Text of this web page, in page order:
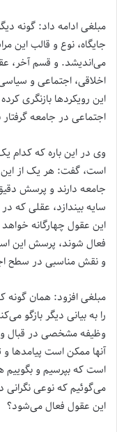
مبلغی ادامه داد: گونه
جایگاه، نوع و قالب این
می‌اندیشد. و قسم آخر،
اخلاقی، اجتماعی و
این رویکردها بازنگری
اجتماعی در جامعه
وی در این باره که کدام
است، گفت: هر یک از این
جامعه دارند و پرسش
سایه بیندازد، عقلی که
این عقول چهارگانه
فعال شوند، پرسش این
و نقش مناسبی در سطح
مبلغی افزود: همان
را به بیانی دیگر بازگو
وظیفه مشخصی در قبال
آنها ممکن است پیامدها
است که بپرسیم و
می‌گوئیم که نوعی
این عقول فعال می‌شود؟